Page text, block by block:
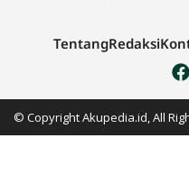
TentangRedaksi
© Copyright Akupedia.id, All